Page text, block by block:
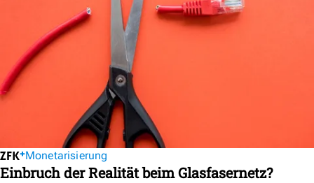
Monetarisierung
Einbruch der Realität beim Glasfasernetz?